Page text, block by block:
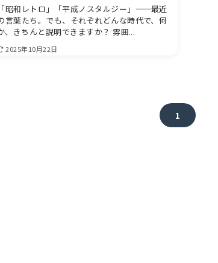
昭和レトロ」「平成ノスタルジー」——最近
言葉たち。でも、それぞれどんな時代で、何
、きちんと説明できますか？ 雰囲...
2025年10月22日
1